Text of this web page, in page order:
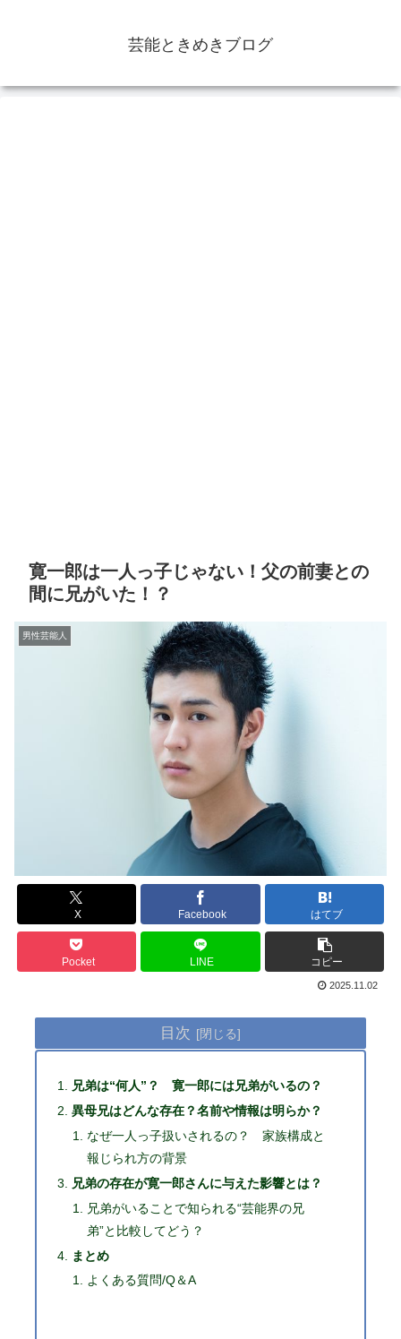
芸能ときめきブログ
寛一郎は一人っ子じゃない！父の前妻との
間に兄がいた！？
男性芸能人
X Facebook はてブ
Pocket LINE コピー
2025.11.02
目次
兄弟は“何人”？ 寛一郎には兄弟がいるの？
異母兄はどんな存在？名前や情報は明らか？
なぜ一人っ子扱いされるの？ 家族構成と
報じられ方の背景
兄弟の存在が寛一郎さんに与えた影響とは？
兄弟がいることで知られる“芸能界の兄
弟”と比較してどう？
まとめ
よくある質問/Q＆A